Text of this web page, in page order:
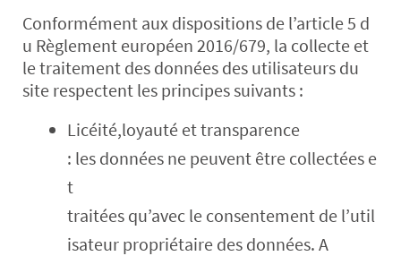
Conformément aux dispositions de l’article 5 d
u Règlement européen 2016/679, la collecte et
le traitement des données des utilisateurs du
site respectent les principes suivants :
Licéité,loyauté et transparence
: les données ne peuvent être collectées e
t
traitées qu’avec le consentement de l’util
isateur propriétaire des données. A